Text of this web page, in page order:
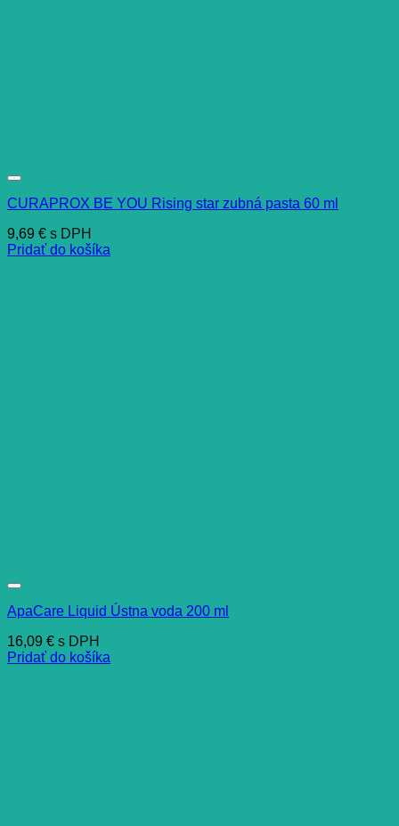
CURAPROX BE YOU Rising star zubná pasta 60 ml
9,69 € s DPH
Pridať do košíka
ApaCare Liquid Ústna voda 200 ml
16,09 € s DPH
Pridať do košíka